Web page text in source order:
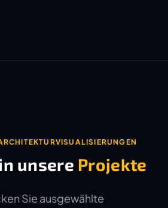
unsere Projekte
Sie ausgewählte